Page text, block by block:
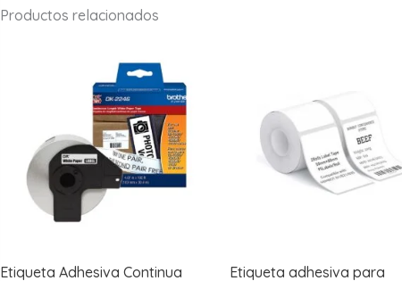
Productos relacionados
Etiqueta Adhesiva Continua Etiqueta adhesiva para